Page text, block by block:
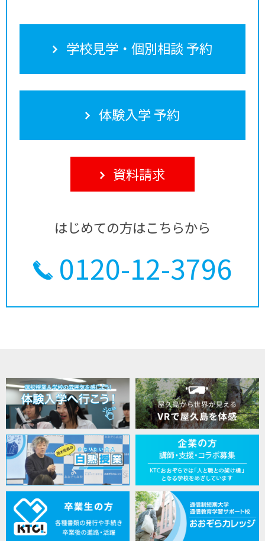
学校見学・個別相談 予約
体験入学 予約
資料請求
はじめての方はこちらから
0120-12-3796